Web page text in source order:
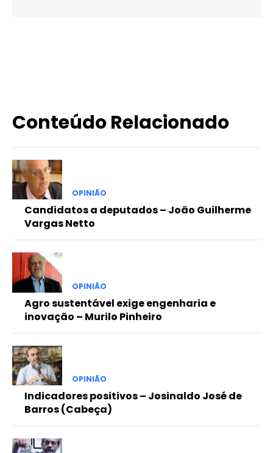
Conteúdo Relacionado
OPINIÃO
Candidatos a deputados – João Guilherme
Vargas Netto
OPINIÃO
Agro sustentável exige engenharia e
inovação – Murilo Pinheiro
OPINIÃO
Indicadores positivos – Josinaldo José de
Barros (Cabeça)